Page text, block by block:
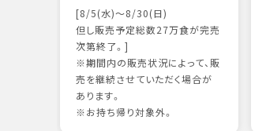
[8/5(水)～8/30(日)
但し販売予定総数27万食が完売
次第終了。]
※期間内の販売状況によって、販
売を継続させていただく場合が
あります。
※お持ち帰り対象外。